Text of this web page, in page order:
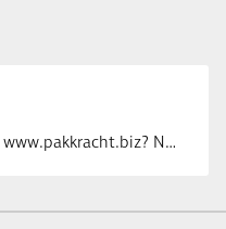
Uw vacature voor 4 weken op www.pakkracht.biz? Neem dan contact op met Yannick van …